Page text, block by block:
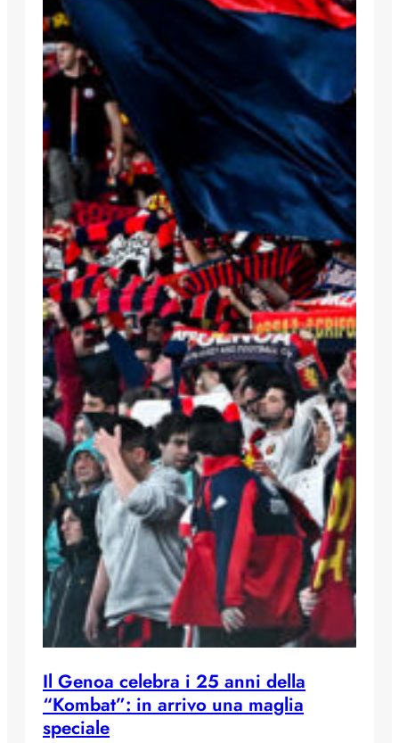
Il Genoa celebra i 25 anni della
“Kombat”: in arrivo una maglia
speciale